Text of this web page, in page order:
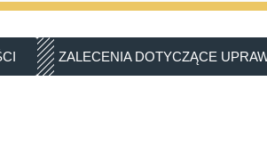
ZALECENIA DOTYCZĄCE